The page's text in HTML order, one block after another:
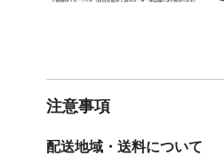
注意事項
配送地域・送料について